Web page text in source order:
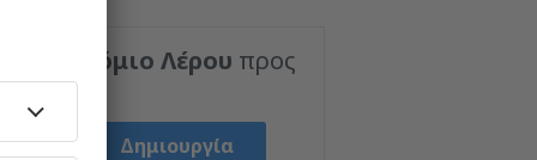
Αεροδρόμιο Λέρου προς
EUR Δημιουργία